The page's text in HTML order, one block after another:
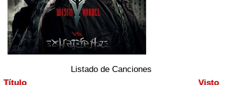
Listado de Canciones
Título
Visto